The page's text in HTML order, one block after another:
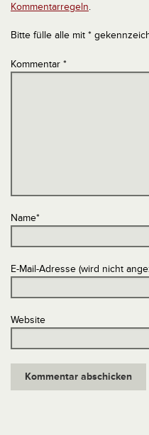
Kommentarregeln.
Bitte fülle alle mit *
Kommentar *
Name*
E-Mail-Adresse (wird nicht
Website